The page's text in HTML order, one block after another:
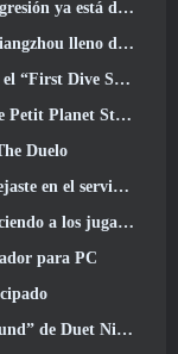
en NosTale
el lanzamiento de la versión 1.5
Dive Show”
Planet Stardrift
Duelo
tiene una solución para eso
linda montura de conejito
para PC
la historia de Huaxu